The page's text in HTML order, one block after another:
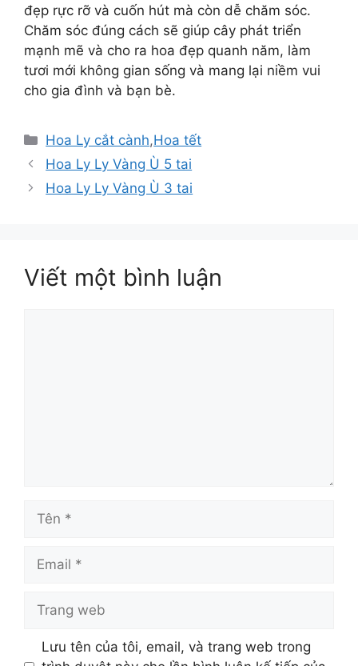
đẹp rực rỡ và cuốn hút mà còn dễ chăm sóc.
Chăm sóc đúng cách sẽ giúp cây phát triển
mạnh mẽ và cho ra hoa đẹp quanh năm, làm
tươi mới không gian sống và mang lại niềm vui
cho gia đình và bạn bè.
Danh
mục
Hoa Ly cắt cành,Hoa tết
Hoa Ly Ly Vàng Ù 5 tai
Hoa Ly Ly Vàng Ù 3 tai
Viết một bình luận
Tên
Email
Trang
Lưu tên của tôi, email, và trang web trong